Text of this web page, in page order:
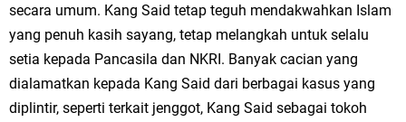
secara umum. Kang Said tetap teguh mendakwahkan Islam
yang penuh kasih sayang, tetap melangkah untuk selalu
setia kepada Pancasila dan NKRI. Banyak cacian yang
dialamatkan kepada Kang Said dari berbagai kasus yang
diplintir, seperti terkait jenggot, Kang Said sebagai tokoh